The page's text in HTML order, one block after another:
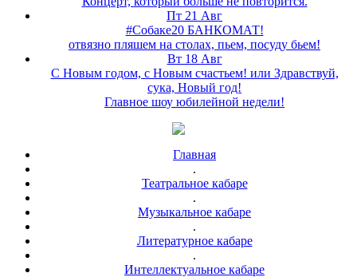
Пт 21 Авг
#Собаке20 БАНКОМАТ!
отвязно пляшем на столах, пьем, посуду бьем!
Вт 18 Авг
С Новым годом, с Новым счастьем! или Здравствуй,
сука, Новый год!
Главное шоу юбилейной недели!
Главная
.
Театральное кабаре
.
Музыкальное кабаре
.
Литературное кабаре
.
Интеллектуальное кабаре